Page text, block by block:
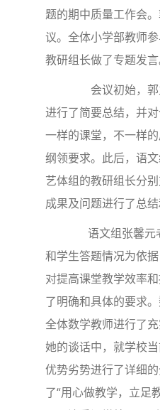
题的期中质量工作会
议。全体小学部教师
教研组长做了专题发言
会议初始，郭
进行了简要总结，并
一样的课堂，不一样
纲领要求。此后，语文
艺体组的教研组长分
成果及问题进行了总结
语文组张馨元
和学生答题情况为依
对提高课堂教学效率
了明确和具体的要求
全体数学教师进行了
她的谈话中，就学校
优势劣势进行了详细
了“用心做教学，立足